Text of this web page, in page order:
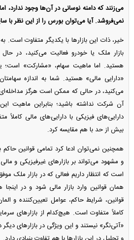
می‌زنند که دامنه نوسانی در آن‌ها وجود
نمی‌فروشد. آیا می‌توان بورس را از این نظر با
خیر، ذات این بازار‌ها با یکدیگر متفاوت است.
بازار ملک یا خودرو فعالیت می‌کنید، در
هستید. اما ماهیت سهام، «مشارکت» است؛
«دارایی مالی» هستید. شما به اندازه
می‌کنید، در حالی که ممکن است هرگز
آن شرکت نداشته باشید؛ بنابراین ماهیت این
دارایی‌های فیزیکی با دارایی‌های مالی کاملاً
بیش از حد با هم مقایسه کرد.
همچنین نمی‌توان ادعا کرد تمامی قوانین حاکم
و مشهود می‌تواند بر بازار‌های غیرفیزیکی و
است که انتظار داریم فعالی که در بازار ملک
همان قوانین وارد بازار مالی شود و در
قوانین، شرایط حاکم، عوامل تعیین‌کننده و
کاملاً متفاوت است. هیچ‌کدام از بازار‌های
«آتی‌نگر» نیستند و این ویژگی در بازار‌های